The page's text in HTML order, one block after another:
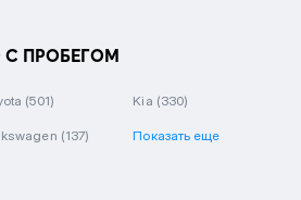
С ПРОБЕГОМ
(501) Kia (330)
(137) Показать еще